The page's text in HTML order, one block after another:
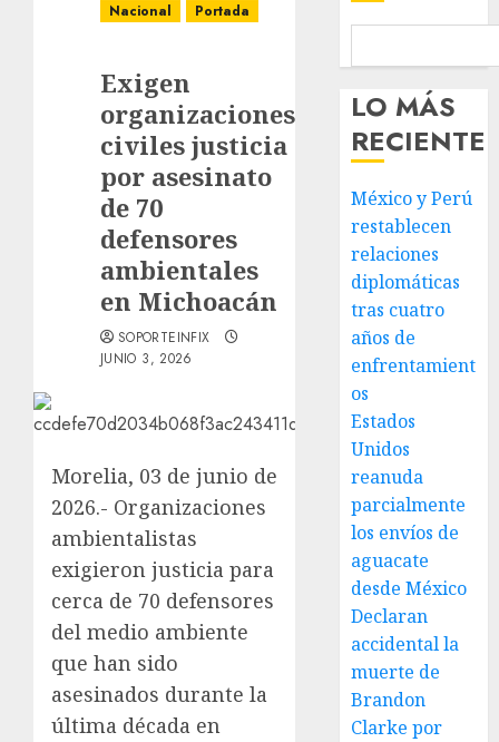
Nacional Portada
Exigen
organizaciones
civiles justicia
por asesinato
de 70
defensores
ambientales
en Michoacán
SOPORTEINFIX
JUNIO 3, 2026
Morelia, 03 de junio de
2026.- Organizaciones
ambientalistas
exigieron justicia para
cerca de 70 defensores
del medio ambiente
que han sido
asesinados durante la
última década en
LO MÁS
RECIENTE
México y Perú
restablecen
relaciones
diplomáticas
tras cuatro
años de
enfrentamient
os
Estados
Unidos
reanuda
parcialmente
los envíos de
aguacate
desde México
Declaran
accidental la
muerte de
Brandon
Clarke por